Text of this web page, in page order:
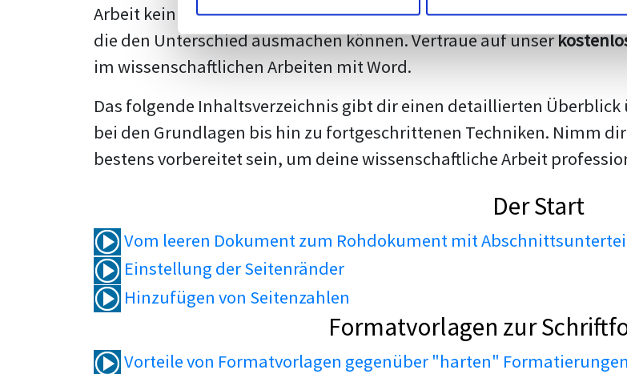
Arbeit kein Problem mehr für dich darstellen. Unsere erfahrenen
die den Unterschied ausmachen können. Vertraue auf unser
im wissenschaftlichen Arbeiten mit Word.
Das folgende Inhaltsverzeichnis gibt dir einen detaillierten
bei den Grundlagen bis hin zu fortgeschrittenen Techniken. Nimm
bestens vorbereitet sein, um deine wissenschaftliche Arbeit
Der Start
Vom leeren Dokument zum Rohdokument mit
Einstellung der Seitenränder
Hinzufügen von Seitenzahlen
Formatvorlagen zur
Vorteile von Formatvorlagen gegenüber "harten" Formatierungen